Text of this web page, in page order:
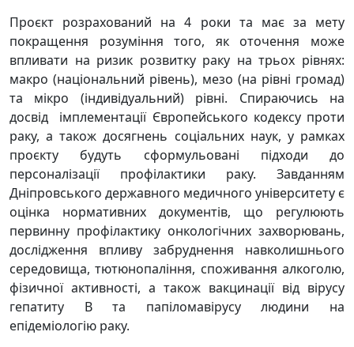
Проєкт розрахований на 4 роки та має за мету
покращення розуміння того, як оточення може
впливати на ризик розвитку раку на трьох рівнях:
макро (національний рівень), мезо (на рівні громад)
та мікро (індивідуальний) рівні. Спираючись на
досвід імплементації Європейського кодексу проти
раку, а також досягнень соціальних наук, у рамках
проєкту будуть сформульовані підходи до
персоналізації профілактики раку. Завданням
Дніпровського державного медичного університету є
оцінка нормативних документів, що регулюють
первинну профілактику онкологічних захворювань,
дослідження впливу забруднення навколишнього
середовища, тютюнопаління, споживання алкоголю,
фізичної активності, а також вакцинації від вірусу
гепатиту В та папіломавірусу людини на
епідеміологію раку.